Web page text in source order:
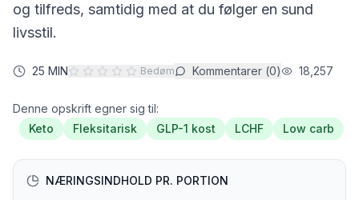
og tilfreds, samtidig med at du følger en sund
livsstil.
25 MIN Bedøm Kommentarer (0) 18,257
Denne opskrift egner sig til:
Keto
Fleksitarisk GLP-1 kost LCHF Low carb
NÆRINGSINDHOLD PR. PORTION